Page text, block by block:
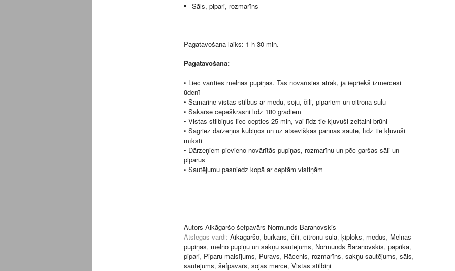
Sāls, pipari, rozmarīns
Pagatavošana laiks: 1 h 30 min.
Pagatavošana:
• Liec vārīties melnās pupiņas. Tās novārīsies ātrāk, ja iepriekš izmērcēsi
ūdenī
• Samarinē vistas stilbus ar medu, soju, čili, pipariem un citrona sulu
• Sakarsē cepeškrāsni līdz 180 grādiem
• Vistas stilbiņus liec cepties 25 min, vai līdz tie kļuvuši zeltaini brūni
• Sagriez dārzeņus kubiņos un uz atsevišķas pannas sautē, līdz tie kļuvuši
mīksti
• Dārzeņiem pievieno novārītās pupiņas, rozmarīnu un pēc garšas sāli un
piparus
• Sautējumu pasniedz kopā ar ceptām vistiņām
Autors Aikāgaršo šefpavārs Normunds Baranovskis
Atslēgas vārdi: Aikāgaršo, burkāns, čili, citronu sula, ķiploks, medus, Melnās
pupiņas, melno pupiņu un sakņu sautējums, Normunds Baranovskis, paprika,
pipari, Piparu maisījums, Puravs, Rācenis, rozmarīns, sakņu sautējums, sāls,
sautējums, šefpavārs, sojas mērce, Vistas stilbiņi